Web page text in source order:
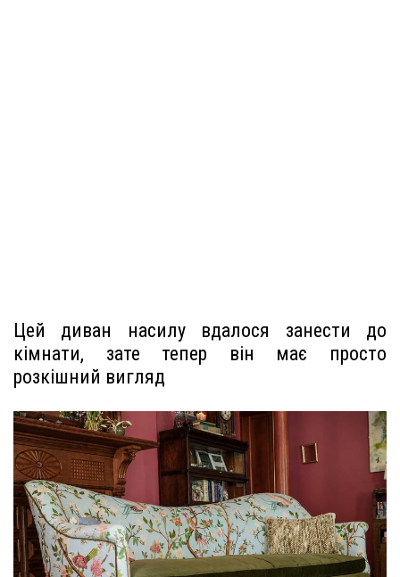
Цей диван насилу вдалося занести до
кімнати, зате тепер він має просто
розкішний вигляд